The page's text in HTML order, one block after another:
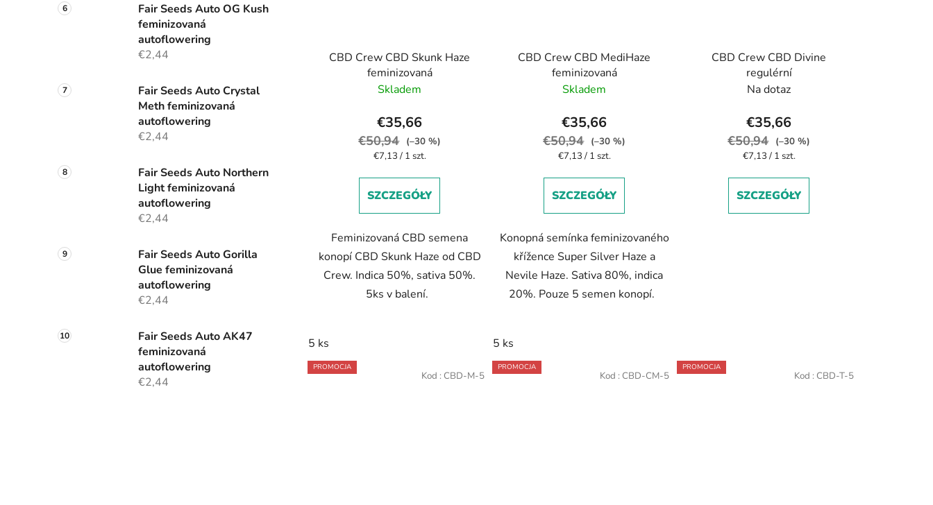
Fair Seeds Auto OG Kush
feminizovaná
autoflowering
€2,44
Fair Seeds Auto Crystal
Meth feminizovaná
autoflowering
€2,44
Fair Seeds Auto Northern
Light feminizovaná
autoflowering
€2,44
Fair Seeds Auto Gorilla
Glue feminizovaná
autoflowering
€2,44
Fair Seeds Auto AK47
feminizovaná
autoflowering
€2,44
CBD Crew CBD Skunk Haze
feminizovaná
Skladem
€35,66
€50,94 (–30 %)
Cena
€7,13 / 1 szt.
SZCZEGÓŁY
Feminizovaná CBD semena
konopí CBD Skunk Haze od CBD
Crew. Indica 50%, sativa 50%.
5ks v balení.
5 ks
CBD Crew CBD MediHaze
feminizovaná
Skladem
€35,66
€50,94 (–30 %)
Cena
€7,13 / 1 szt.
SZCZEGÓŁY
Konopná semínka feminizovaného
křížence Super Silver Haze a
Nevile Haze. Sativa 80%, indica
20%. Pouze 5 semen konopí.
5 ks
CBD Crew CBD Divine
regulérní
Na dotaz
€35,66
€50,94 (–30 %)
Cena
€7,13 / 1 szt.
SZCZEGÓŁY
PROMOCJA
Kod : CBD-M-5
PROMOCJA
Kod : CBD-CM-5
PROMOCJA
Kod : CBD-T-5